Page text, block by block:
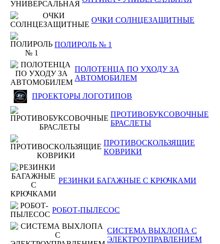
ОЧКИ СОЛНЦЕЗАЩИТНЫЕ
ПОЛИРОЛЬ № 1
ПОЛОТЕНЦА ПО УХОДУ ЗА
АВТОМОБИЛЕМ
ПРОЕКТОРЫ ЛОГОТИПОВ
ПРОТИВОБУКСОВОЧНЫЕ
БРАСЛЕТЫ
ПРОТИВОСКОЛЬЗЯЩИЕ
КОВРИКИ
РЕЗИНКИ БАГАЖНЫЕ С КРЮЧКАМИ
РОБОТ-ПЫЛЕСОС
СИСТЕМА ВЫХЛОПА С
ЭЛЕКТРОУПРАВЛЕНИЕМ